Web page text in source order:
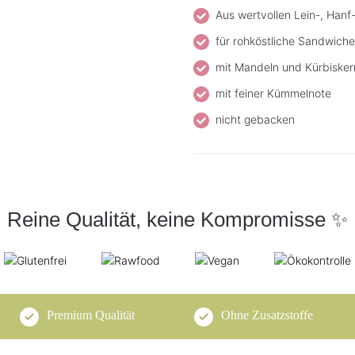
Aus wertvollen Lein-,
für rohköstliche
mit Mandeln und
mit feiner Kümmelnote
nicht gebacken
Reine Qualität, keine Kompromisse ✨
Premium Qualität Ohne Zusatzstoffe